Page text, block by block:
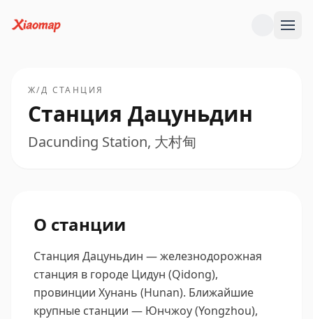
Ж/Д СТАНЦИЯ
Станция Дацуньдин
Dacunding Station, 大村甸
О станции
Станция Дацуньдин — железнодорожная
станция в городе Цидун (Qidong),
провинции Хунань (Hunan). Ближайшие
крупные станции — Юнчжоу (Yongzhou),